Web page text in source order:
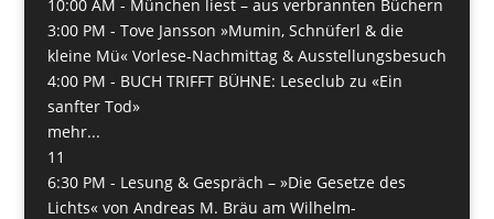
10:00 AM - München liest – aus verbrannten Büchern
3:00 PM - Tove Jansson »Mumin, Schnüferl & die
kleine Mü« Vorlese-Nachmittag & Ausstellungsbesuch
4:00 PM - BUCH TRIFFT BÜHNE: Leseclub zu «Ein
sanfter Tod»
mehr...
11
6:30 PM - Lesung & Gespräch – »Die Gesetze des
Lichts« von Andreas M. Bräu am Wilhelm-